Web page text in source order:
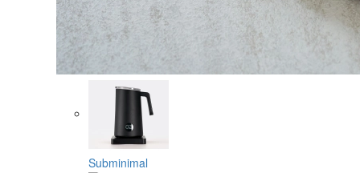
Subminimal